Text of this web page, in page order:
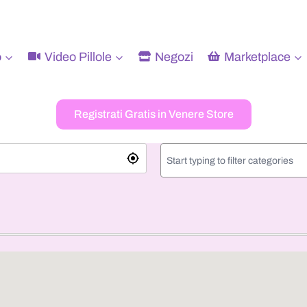
Video Pillole Negozi Marketplace
Registrati Gratis in Venere Store